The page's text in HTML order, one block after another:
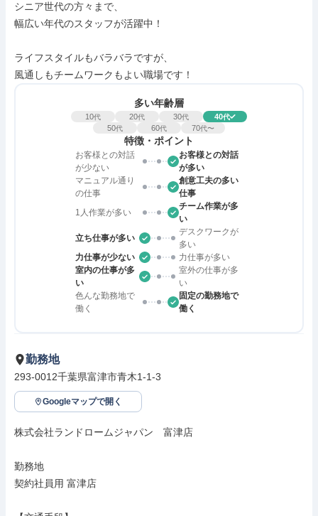
シニア世代の方々まで、
幅広い年代のスタッフが活躍中！
ライフスタイルもバラバラですが、
風通しもチームワークもよい職場です！
多い年齢層
10代 20代 30代 40代
50代 60代 70代〜
特徴・ポイント
お客様との対話
が少ない
お客様との対話
が多い
マニュアル通り
の仕事
創意工夫の多い
仕事
1人作業が多い
チーム作業が多
い
立ち仕事が多い
デスクワークが
多い
力仕事が少ない
力仕事が多い
室内の仕事が多
い
室外の仕事が多
い
色んな勤務地で
働く
固定の勤務地で
働く
勤務地
293-0012千葉県富津市青木1-1-3
Googleマップで開く
株式会社ランドロームジャパン　富津店
勤務地
契約社員用 富津店